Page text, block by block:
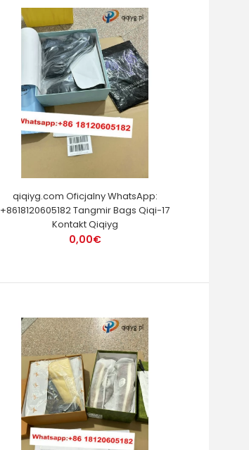
qiqiyg.com Oficjalny WhatsApp:
+8618120605182 Tangmir Bags Qiqi-17
Kontakt Qiqiyg
0,00€